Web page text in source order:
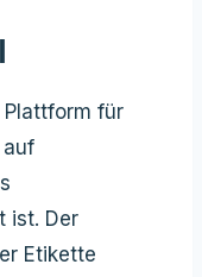
für
auf
ist. Der
Etikette